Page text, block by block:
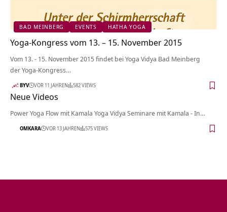
BAD MEINBERG EVENTS HATHA YOGA
Yoga-Kongress vom 13. – 15. November 2015
Vom 13. - 15. November 2015 findet bei Yoga Vidya Bad Meinberg
der Yoga-Kongress…
BYV VOR 11 JAHREN 582 VIEWS
Neue Videos
Power Yoga Flow mit Kamala Yoga Vidya Seminare mit Kamala - In…
OMKARA VOR 13 JAHREN 575 VIEWS